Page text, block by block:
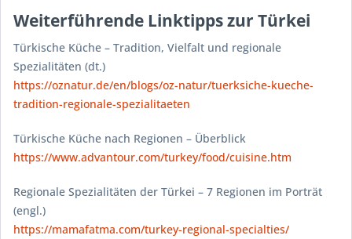
Weiterführende Linktipps zur Türkei
Türkische Küche – Tradition, Vielfalt und regionale
Spezialitäten (dt.)
https://oznatur.de/en/blogs/oz-natur/tuerksiche-kueche-
tradition-regionale-spezialitaeten
Türkische Küche nach Regionen – Überblick
https://www.advantour.com/turkey/food/cuisine.htm
Regionale Spezialitäten der Türkei – 7 Regionen im Porträt
(engl.)
https://mamafatma.com/turkey-regional-specialties/